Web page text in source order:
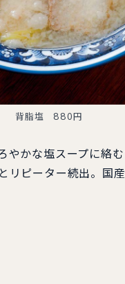
背脂塩 880円
やかな塩スープに絡
リピーター続出。国